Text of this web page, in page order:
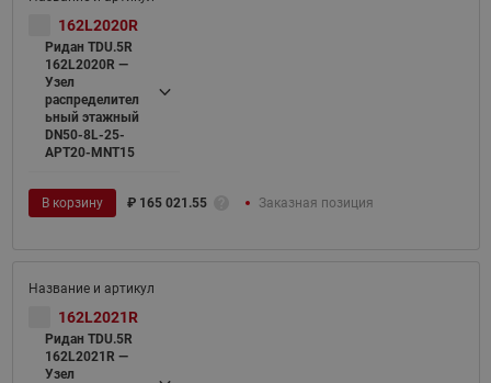
162L2020R
Ридан TDU.5R
162L2020R —
Узел
распределител
ьный этажный
DN50-8L-25-
APT20-MNT15
В корзину ₽ 165 021.55 Заказная позиция
162L2021R
Ридан TDU.5R
162L2021R —
Узел